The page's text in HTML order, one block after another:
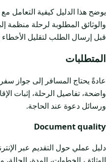
يوضح هذا الدليل كيفية التعامل
والوثائق المطلوبة لرحلة منظمة
قبل إرسال الطلب لتقليل الأخطاء
المتطلبات
عادةً يحتاج المسافر إلى جواز
واضحة، تفاصيل الرحلة، إثبات
ورسائل دعوة عند الحاجة.
Document quality
دليل عملي حول التقديم عبر